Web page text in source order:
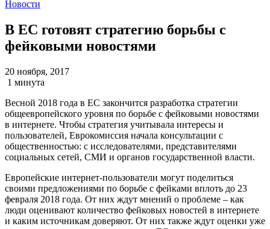
Новости
В ЕС готовят стратегию борьбы с
фейковыми новостями
20 ноября, 2017
1 минута
Весной 2018 года в ЕС закончится разработка стратегии
общеевропейского уровня по борьбе с фейковыми новостями
в интернете. Чтобы стратегия учитывала интересы и
пользователей, Еврокомиссия начала консультации с
общественностью: с исследователями, представителями
социальных сетей, СМИ и органов государственной власти.
Европейские интернет-пользователи могут поделиться
своими предложениями по борьбе с фейками вплоть до 23
февраля 2018 года. От них ждут мнений о проблеме – как
люди оценивают количество фейковых новостей в интернете
и каким источникам доверяют. От них также ждут оценки уже